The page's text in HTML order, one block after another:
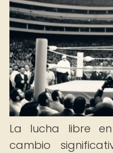
La lucha libre
cambio